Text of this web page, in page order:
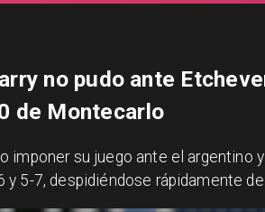
no pudo ante
de Montecarlo
imponer su juego ante el argentino
5-7, despidiéndose rápidamente